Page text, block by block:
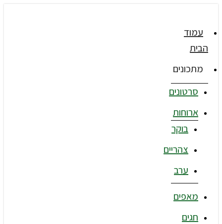
עמוד
הבית
מתכונים
סרטונים
ארוחות
בוקר
צהריים
ערב
מאפים
חגים